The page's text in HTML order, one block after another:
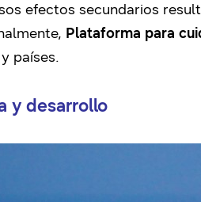
efectos secundarios
Plataforma para
países.
y desarrollo